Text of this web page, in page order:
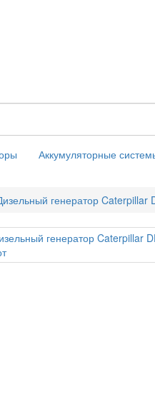
Аккумуляторные
генератор Caterpillar